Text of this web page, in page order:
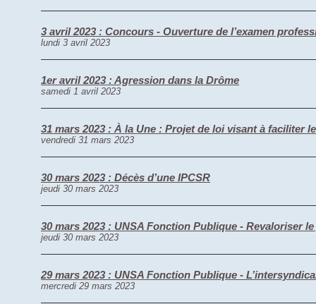
3 avril 2023 : Concours - Ouverture de l’examen
lundi 3 avril 2023
1er avril 2023 : Agression dans la Drôme
samedi 1 avril 2023
31 mars 2023 : À la Une : Projet de loi visant à faciliter
vendredi 31 mars 2023
30 mars 2023 : Décès d’une IPCSR
jeudi 30 mars 2023
30 mars 2023 : UNSA Fonction Publique - Revaloriser
jeudi 30 mars 2023
29 mars 2023 : UNSA Fonction Publique -
mercredi 29 mars 2023